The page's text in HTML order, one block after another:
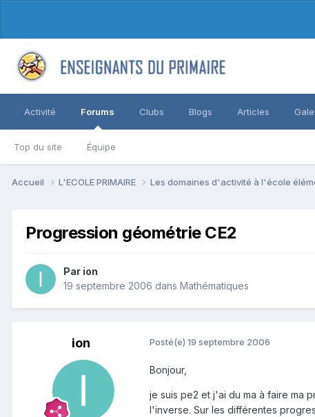
Activité Forums
Top du site Équipe
Clubs Blogs Articles
Accueil L'ECOLE PRIMAIRE Les domaines d'activité à l'école
Progression géométrie CE2
Par ion
19 septembre 2006 dans Mathématiques
ion Posté(e) 19 septembre 2006
Bonjour,
je suis pe2 et j'ai du ma à faire ma
l'inverse. Sur les différentes